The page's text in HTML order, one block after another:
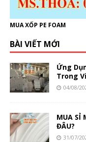
MUA XỐP PE FOAM
BÀI VIẾT MỚI
Ứng
Trong
04/08/
MUA SỈ
ĐÂU?
31/07/